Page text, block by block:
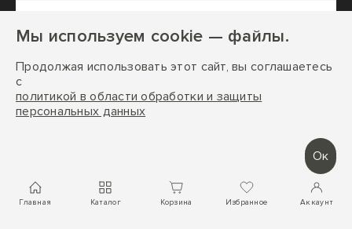
Главная Каталог Корзина Избранное Аккаунт
Мы используем cookie — файлы.
Продолжая использовать этот сайт, вы соглашаетесь
с
политикой в области обработки и защиты
персональных данных
Ок